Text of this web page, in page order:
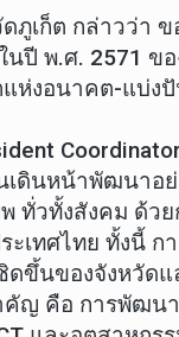
ภูเก็ต กล่าวว่า
นปี พ.ศ. 2571 ข
ห่งอนาคต-แบ่งปั
นหน้าพัฒนาอย่
ทั่วทั้งสังคม ด้
เทศไทย ทั้งนี้ ก
ขึ้นของจังหวัด
ญ คือ การพัฒนา